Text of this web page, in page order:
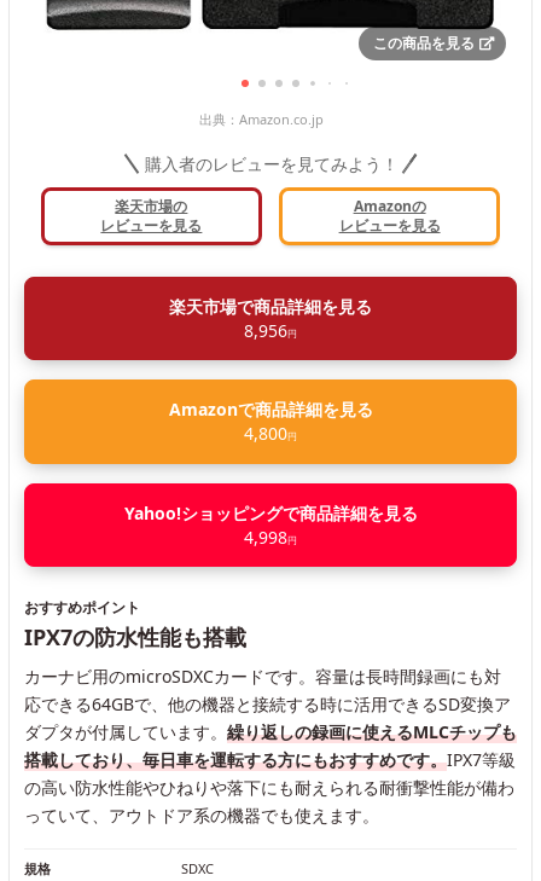
この商品を見る
出典： Amazon.co.jp
購入者のレビューを見てみよう！
楽天市場の
レビューを見る
Amazonの
レビューを見る
楽天市場で商品詳細を見る
8,956円
Amazonで商品詳細を見る
4,800円
Yahoo!ショッピングで商品詳細を見る
4,998円
おすすめポイント
IPX7の防水性能も搭載
カーナビ用のmicroSDXCカードです。容量は長時間録画にも対
応できる64GBで、他の機器と接続する時に活用できるSD変換ア
ダプタが付属しています。 繰り返しの録画に使えるMLCチップも
搭載しており、毎日車を運転する方にもおすすめです。IPX7等級
の高い防水性能やひねりや落下にも耐えられる耐衝撃性能が備わ
っていて、アウトドア系の機器でも使えます。
規格 SDXC